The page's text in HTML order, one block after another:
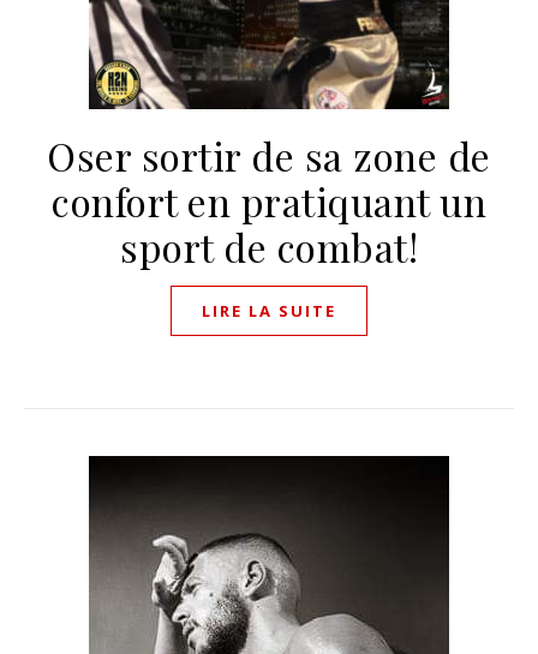
Oser sortir de sa zone de
confort en pratiquant un
sport de combat!
LIRE LA SUITE